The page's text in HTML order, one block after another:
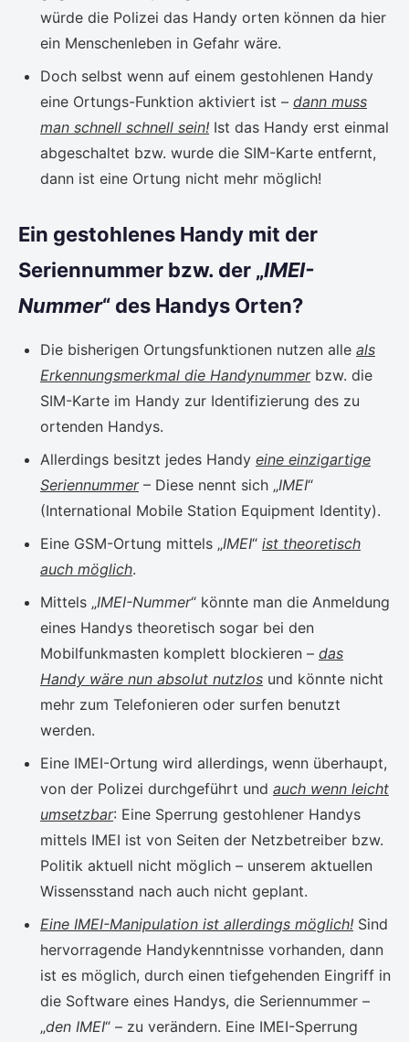
würde die Polizei das Handy orten können da hier
ein Menschenleben in Gefahr wäre.
Doch selbst wenn auf einem gestohlenen Handy
eine Ortungs-Funktion aktiviert ist – dann muss
man schnell schnell sein! Ist das Handy erst einmal
abgeschaltet bzw. wurde die SIM-Karte entfernt,
dann ist eine Ortung nicht mehr möglich!
Ein gestohlenes Handy mit der
Seriennummer bzw. der „IMEI-
Nummer“ des Handys Orten?
Die bisherigen Ortungsfunktionen nutzen alle als
Erkennungsmerkmal die Handynummerbzw. die
SIM-Karte im Handy zur Identifizierung des zu
ortenden Handys.
Allerdings besitzt jedes Handy eine einzigartige
Seriennummer– Diese nennt sich „IMEI“
(International Mobile Station Equipment Identity).
Eine GSM-Ortung mittels „IMEI“ ist theoretisch
auch möglich.
Mittels „IMEI-Nummer“ könnte man die Anmeldung
eines Handys theoretisch sogar bei den
Mobilfunkmasten komplett blockieren – das
Handy wäre nun absolut nutzlos und könnte nicht
mehr zum Telefonieren oder surfen benutzt
werden.
Eine IMEI-Ortung wird allerdings, wenn überhaupt,
von der Polizei durchgeführt und auch wenn leicht
umsetzbar: Eine Sperrung gestohlener Handys
mittels IMEI ist von Seiten der Netzbetreiber bzw.
Politik aktuell nicht möglich – unserem aktuellen
Wissensstand nach auch nicht geplant.
Eine IMEI-Manipulation ist allerdings möglich! Sind
hervorragende Handykenntnisse vorhanden, dann
ist es möglich, durch einen tiefgehenden Eingriff in
die Software eines Handys, die Seriennummer –
„den IMEI“ – zu verändern. Eine IMEI-Sperrung